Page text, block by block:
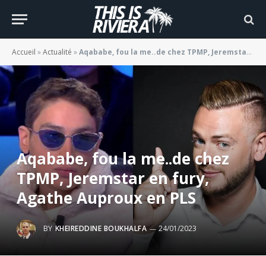
Accueil »Actualité »Aqababe, fou la me..de chez TPMP, Jeremstar en fury, Agathe Auproux en PLS
Aqababe, fou la me..de chez
TPMP, Jeremstar en fury,
Agathe Auproux en PLS
BY KHEIREDDINE BOUKHALFA 24/01/2023